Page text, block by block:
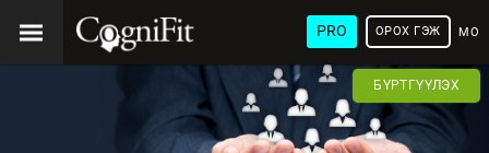
PRO ОРОХ ГЭЖ
БҮРТГҮҮЛЭХ